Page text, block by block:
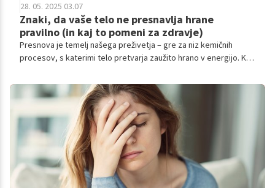
28. 05. 2025 03.07
Znaki, da vaše telo ne presnavlja hrane
pravilno (in kaj to pomeni za zdravje)
Presnova je temelj našega preživetja – gre za niz kemičnih
procesov, s katerimi telo pretvarja zaužito hrano v energijo. Ko
urejena, telesna teža stabilna, mišice se obnavljajo in imunski
sistem deluje brezhibno. A ko telo hrane ne presnavlja pravilno,
se začnejo kazati številni subtilni, a pomembni opozorilni znaki,
ki jih pogosto spregledamo.